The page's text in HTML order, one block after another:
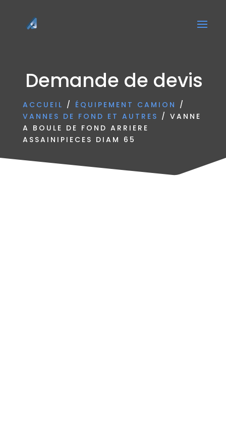
Demande de devis
ACCUEIL / ÉQUIPEMENT CAMION /
VANNES DE FOND ET AUTRES / VANNE
A BOULE DE FOND ARRIERE
ASSAINIPIECES DIAM 65